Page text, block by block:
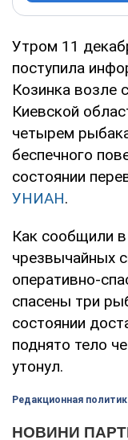
Утром 11
поступила
Козинка возле
Киевской
четырем
беспечного
состоянии
УНИАН.
Как сообщили
чрезвычайных
оперативно-
спасены три
состоянии
поднято тело
утонул.
Редакционная